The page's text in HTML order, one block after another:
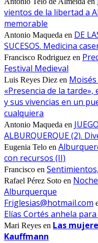
vientos de la libertad a
memorable
Antonio Maqueda en DE
SUCESOS. Medicina
Francisco Rodriguez en
Festival Medieval
Luis Reyes Diez en
«Presencia de la
y sus vivencias en un
cualquiera
Antonio Maqueda en
ALBURQUERQUE (2).
Eugenia Telo en
con recursos (II)
Francisco en
Rafael Pérez Soto en
Alburquerque
Friglesias@hotmail.com
Elías Cortés anhela
Mari Reyes en Las
Kauffmann